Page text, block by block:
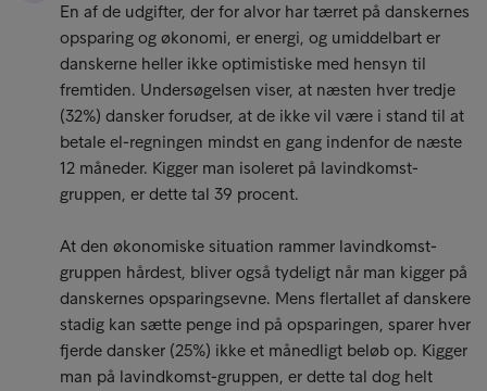
En af de udgifter, der for alvor har tærret på danskernes
opsparing og økonomi, er energi, og umiddelbart er
danskerne heller ikke optimistiske med hensyn til
fremtiden. Undersøgelsen viser, at næsten hver tredje
(32%) dansker forudser, at de ikke vil være i stand til at
betale el-regningen mindst en gang indenfor de næste
12 måneder. Kigger man isoleret på lavindkomst-
gruppen, er dette tal 39 procent.
At den økonomiske situation rammer lavindkomst-
gruppen hårdest, bliver også tydeligt når man kigger på
danskernes opsparingsevne. Mens flertallet af danskere
stadig kan sætte penge ind på opsparingen, sparer hver
fjerde dansker (25%) ikke et månedligt beløb op. Kigger
man på lavindkomst-gruppen, er dette tal dog helt